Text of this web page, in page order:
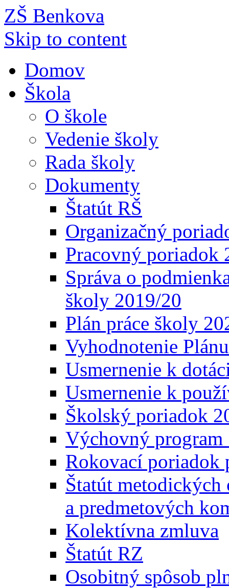
ZŠ Benkova
Skip to content
Domov
Škola
O škole
Vedenie školy
Rada školy
Dokumenty
Štatút RŠ
Organizačný
Pracovný poriadok
Správa o
školy 2019/20
Plán práce školy
Vyhodnotenie
Usmernenie k
Usmernenie k
Školský poriadok
Výchovný
Rokovací poriadok
Štatút
a predmetových
Kolektívna zmluva
Štatút RZ
Osobitný spôsob